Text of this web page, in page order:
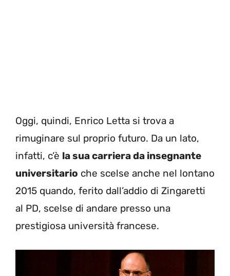
Oggi, quindi, Enrico Letta si trova a
rimuginare sul proprio futuro. Da un lato,
infatti, c’è la sua carriera da insegnante
universitario che scelse anche nel lontano
2015 quando, ferito dall’addio di Zingaretti
al PD, scelse di andare presso una
prestigiosa università francese.